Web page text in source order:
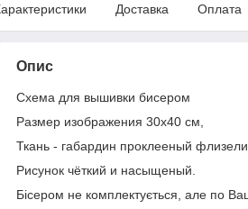
Доставка Оплата
Опис
Схема для вышивки бисером
Размер изображения 30х40 см,
Ткань - габардин проклееный
Рисунок чёткий и насыщеный.
Бісером не комплектується, але по